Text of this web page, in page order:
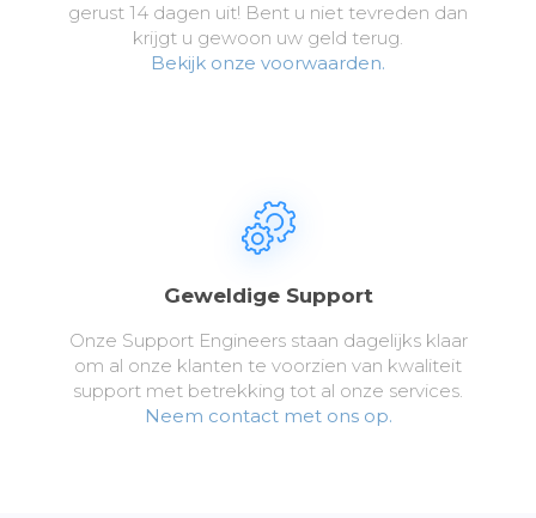
gerust 14 dagen uit! Bent u niet tevreden dan
krijgt u gewoon uw geld terug.
Bekijk onze voorwaarden.
Geweldige Support
Onze Support Engineers staan dagelijks klaar
om al onze klanten te voorzien van kwaliteit
support met betrekking tot al onze services.
Neem contact met ons op.